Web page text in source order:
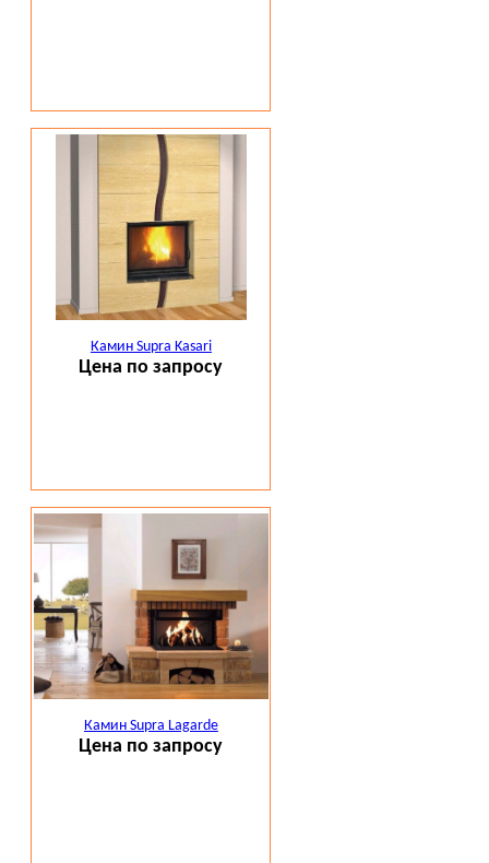
Камин Supra Kasari
Цена по запросу
Камин Supra Lagarde
Цена по запросу